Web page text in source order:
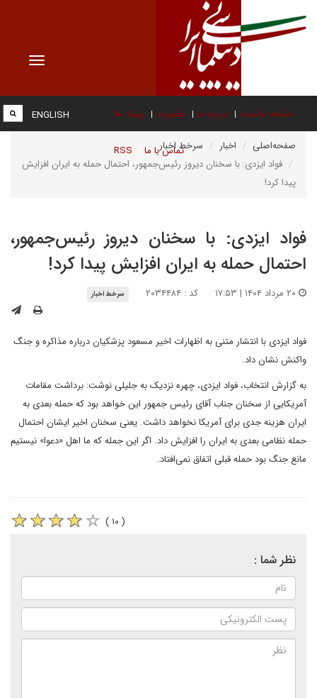
Toggle
صفحه نخست درباره ما عضویت پیوند ها
تماس با ما RSS
ENGLISH
صفحه‌اصلی اخبار
سرخط اخبار
فواد ایزدی: با سخنان دیروز رئیس‌جمهور، احتمال حمله به ایران افزایش
پیدا کرد!
فواد ایزدی: با سخنان دیروز رئیس‌جمهور،
احتمال حمله به ایران افزایش پیدا کرد!
کد : ۲۰۳۴۴۸۴ سرخط اخبار
فواد ایزدی با انتشار متنی به اظهارات اخیر مسعود پزشکیان درباره مذاکره و جنگ
واکنش نشان داد.
به گزارش انتخاب، فواد ایزدی، چهره نزدیک به جلیلی نوشت: برداشت مقامات
آمریکایی از سخنان جناب آقای رئیس جمهور این خواهد بود که حمله بعدی به
ایران هزینه جدی برای آمریکا نخواهد داشت. یعنی سخنان اخیر ایشان احتمال
حمله نظامی بعدی به ایران را افزایش داد. اگر این جمله که ما اهل «دعوا» نیستیم
مانع جنگ بود حمله قبلی اتفاق نمی‌افتاد.
( ۱۰ )
نظر شما :